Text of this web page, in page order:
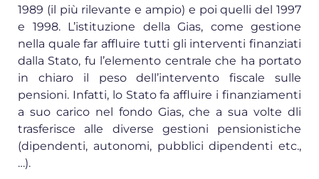
1989 (il più rilevante e ampio) e poi quelli del 1997
e 1998. L’istituzione della Gias, come gestione
nella quale far affluire tutti gli interventi finanziati
dalla Stato, fu l’elemento centrale che ha portato
in chiaro il peso dell’intervento fiscale sulle
pensioni. Infatti, lo Stato fa affluire i finanziamenti
a suo carico nel fondo Gias, che a sua volte dli
trasferisce alle diverse gestioni pensionistiche
(dipendenti, autonomi, pubblici dipendenti etc.,
…).